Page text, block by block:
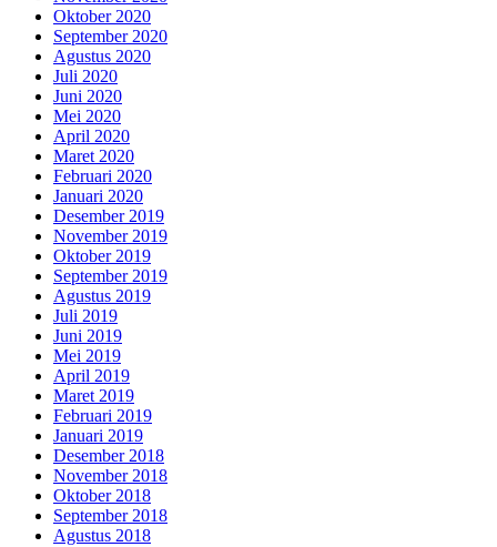
Oktober 2020
September 2020
Agustus 2020
Juli 2020
Juni 2020
Mei 2020
April 2020
Maret 2020
Februari 2020
Januari 2020
Desember 2019
November 2019
Oktober 2019
September 2019
Agustus 2019
Juli 2019
Juni 2019
Mei 2019
April 2019
Maret 2019
Februari 2019
Januari 2019
Desember 2018
November 2018
Oktober 2018
September 2018
Agustus 2018